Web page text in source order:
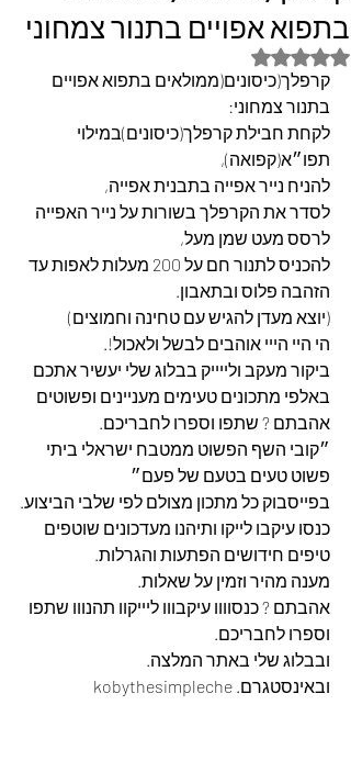
בתפוא אפויים בתנור צמחוני
דירוג של NaN מתוך 5 כוכבים
קרפלך(כיסונים(ממולאים בתפוא אפויים
בתנור צמחוני:
לקחת חבילת קרפלך(כיסונים)במילוי
תפו״א(קפואה),
להניח נייר אפייה בתבנית אפייה,
לסדר את הקרפלך בשורות על נייר האפייה
לרסס מעט שמן מעל,
להכניס לתנור חם על 200 מעלות לאפות עד
הזהבה פלוס ובתאבון.
(יוצא מעדן להגיש עם טחינה וחמוצים)
הי היי הייי אוהבים לבשל ולאכול!.
ביקור מעקב ולייייק בבלוג שלי יעשיר אתכם
באלפי מתכונים טעימים מעניינים ופשוטים
אהבתם ? שתפו וספרו לחבריכם.
״קובי השף הפשוט ממטבח ישראלי ביתי
פשוט טעים בטעם של פעם״
בפייסבוק כל מתכון מצולם לפי שלבי הביצוע.
כנסו עיקבו לייקו ותיהנו מעדכונים שוטפים
טיפים חידושים הפתעות והגרלות.
מענה מהיר וזמין על שאלות.
אהבתם ? כנסוווו עיקבווו ליייקוו תהנווו שתפו
וספרו לחבריכם.
ובבלוג שלי באתר המלצה.
ובאינסטגרם. kobythesimpleche